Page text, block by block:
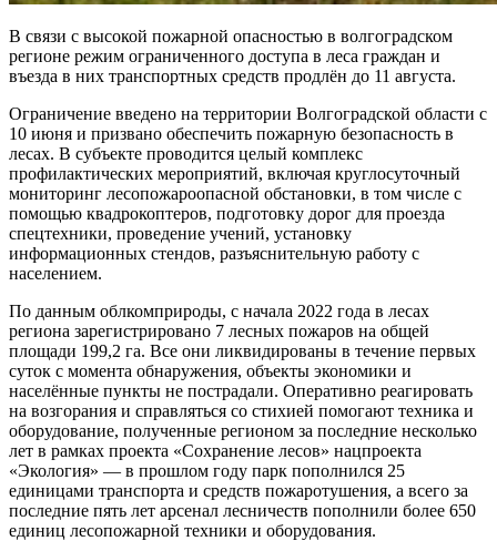
В связи с высокой пожарной опасностью в волгоградском
регионе режим ограниченного доступа в леса граждан и
въезда в них транспортных средств продлён до 11 августа.
Ограничение введено на территории Волгоградской области с
10 июня и призвано обеспечить пожарную безопасность в
лесах. В субъекте проводится целый комплекс
профилактических мероприятий, включая круглосуточный
мониторинг лесопожароопасной обстановки, в том числе с
помощью квадрокоптеров, подготовку дорог для проезда
спецтехники, проведение учений, установку
информационных стендов, разъяснительную работу с
населением.
По данным облкомприроды, с начала 2022 года в лесах
региона зарегистрировано 7 лесных пожаров на общей
площади 199,2 га. Все они ликвидированы в течение первых
суток с момента обнаружения, объекты экономики и
населённые пункты не пострадали. Оперативно реагировать
на возгорания и справляться со стихией помогают техника и
оборудование, полученные регионом за последние несколько
лет в рамках проекта «Сохранение лесов» нацпроекта
«Экология» — в прошлом году парк пополнился 25
единицами транспорта и средств пожаротушения, а всего за
последние пять лет арсенал лесничеств пополнили более 650
единиц лесопожарной техники и оборудования.